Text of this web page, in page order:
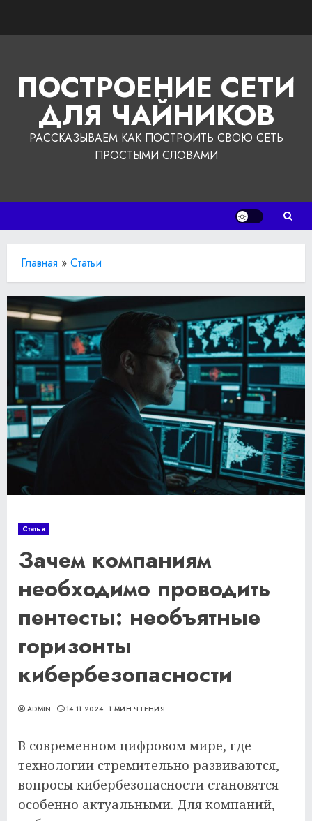
ПОСТРОЕНИЕ СЕТИ
ДЛЯ ЧАЙНИКОВ
РАССКАЗЫВАЕМ КАК ПОСТРОИТЬ СВОЮ СЕТЬ
ПРОСТЫМИ СЛОВАМИ
Главная » Статьи
Статьи
Зачем компаниям
необходимо проводить
пентесты: необъятные
горизонты
кибербезопасности
ADMIN 14.11.2024 1 МИН ЧТЕНИЯ
В современном цифровом мире, где
технологии стремительно развиваются,
вопросы кибербезопасности становятся
особенно актуальными. Для компаний,